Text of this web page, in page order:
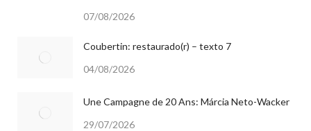
07/08/2026
Coubertin: restaurado(r) – texto 7
04/08/2026
Une Campagne de 20 Ans: Márcia Neto-Wacker
29/07/2026